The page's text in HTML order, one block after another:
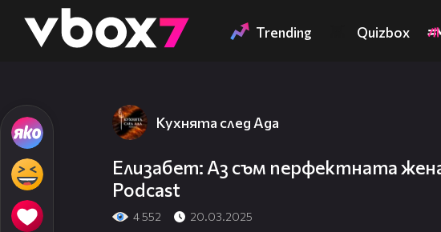
👾 Trending Quizbox
Кухнята след Ада
Елизабет: Аз съм перфектната
Podcast
4 552 20.03.2025